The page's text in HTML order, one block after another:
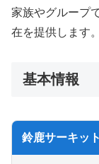
家族やグループ
在を提供します。
基本情報
鈴鹿サーキッ